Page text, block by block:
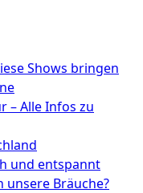
Shows bringen
– Alle Infos zu
und entspannt
unsere Bräuche?